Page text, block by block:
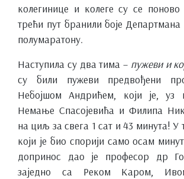
колегинице и колеге су се
трећи пут бранили боје
полумаратону.
Наступила су два тима – пужеви и
су били пужеви предвођени
Небојшом Андрићем, који је, уз
Немање Спасојевића и Филипа
на циљ за свега 1 сат и 43 минута! У
који је био спорији само осам
допринос дао је професор др
заједно са Реком Каром,